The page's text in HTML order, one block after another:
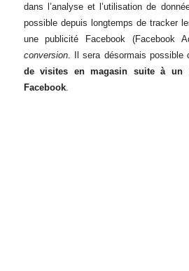
dans l’analyse et l’utilisation de
possible depuis longtemps de tracker
une publicité Facebook (Facebook
conversion. Il sera désormais possible
de visites en magasin suite à un
Facebook.